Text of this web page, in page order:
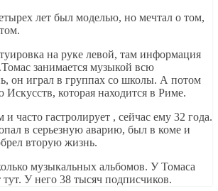
лет был моделью, но мечтал о том,
на руке левой, там информация
занимается музыкой всю
он играл в группах со школы. А потом
которая находится в Риме.
и часто гастролирует , сейчас ему 32 года.
в серьезную аварию, был в коме и
вторую жизнь.
музыкальных альбомов. У Томаса
тут. У него 38 тысяч подписчиков.